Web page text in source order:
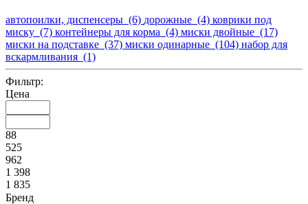
автопоилки, диспенсеры (6) дорожные (4) коврики под
миску (7) контейнеры для корма (4) миски двойные (17)
миски на подставке (37) миски одинарные (104) набор для
вскармливания (1)
Фильтр:
Цена
88
525
962
1 398
1 835
Бренд